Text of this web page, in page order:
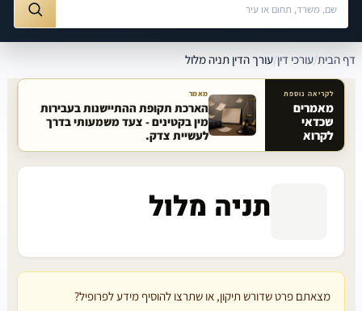
חיפוש לפי שם, משרד, תחום משפט או עיר
דף הבית/עורכי דין/עורך הדין תניה מלול
מאמרים קשורים באתר
לקריאה נוספת
מאמרים
שכדאי
לקרוא
מאמר
הארכת תקופת ההתיישנות בעבירות
מין בקטינים - צעד משמעותי בדרך
לעשיית צדק.
תניה מלול
מצאתם פרט שדורש תיקון, או שתרצו להוסיף מידע לפרופיל?